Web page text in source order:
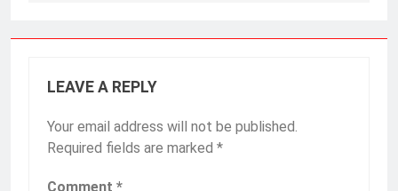
LEAVE A REPLY
Your email address will not be published.
Required fields are marked *
Comment *